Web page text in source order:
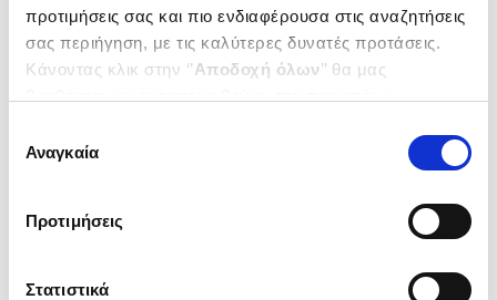
προτιμήσεις σας και πιο ενδιαφέρουσα στις αναζητήσεις
σας περιήγηση, με τις καλύτερες δυνατές προτάσεις.
Κάνοντας κλικ στην ‘’Αποδοχή όλων’’ θα μας
ενδιαφέρουν και να επιλέξετε από τα παρακάτω με την
΄΄και να ενημερωθείτε σχετικά με
συγκατάθεσης
Αναγκαία
Προτιμήσεις
Στατιστικά